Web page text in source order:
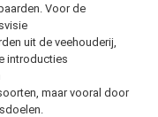
Voor de
uit de veehouderij,
introducties
maar vooral door